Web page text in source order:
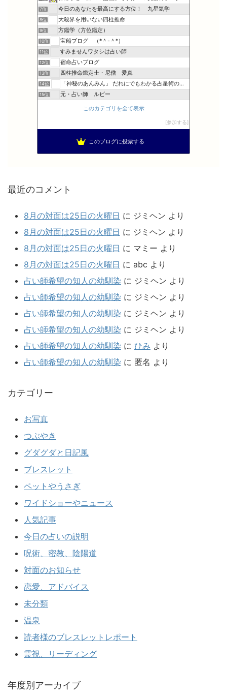
7位 今日のあなたを最高にする方位！ 九星気学
8位 大殺界を用いない四柱推命
9位 方鑑学（方位鑑定）
10位 宝船ブログ （*＾-＾*）
11位 すみませんワタシは占い師
12位 宿命占いブログ
13位 四柱推命鑑定士・尼僧 愛真
14位 「神秘のあんみん」 だれにでもわかる占星術の極意『サビアン…
15位 元・占い師 ルビー
このカテゴリを全て表示
参加する
このブログに投票する
最近のコメント
8月の対面は25日の火曜日 に ジミヘン より
8月の対面は25日の火曜日 に ジミヘン より
8月の対面は25日の火曜日 に マミー より
8月の対面は25日の火曜日 に abc より
占い師希望の知人の幼馴染 に ジミヘン より
占い師希望の知人の幼馴染 に ジミヘン より
占い師希望の知人の幼馴染 に ジミヘン より
占い師希望の知人の幼馴染 に ジミヘン より
占い師希望の知人の幼馴染 に ひみ より
占い師希望の知人の幼馴染 に 匿名 より
カテゴリー
お写真
つぶやき
グダグダと日記風
ブレスレット
ペットやうさぎ
ワイドショーやニュース
人気記事
今日の占いの説明
呪術、密教、陰陽道
対面のお知らせ
恋愛、アドバイス
未分類
温泉
読者様のブレスレットレポート
霊視、リーディング
年度別アーカイブ